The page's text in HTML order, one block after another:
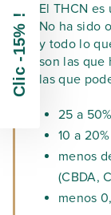
El THCN
No ha sido
y todo lo
son las que
las que
25 a
10 a
menos
(CBDA,
menos
Clic -15% !